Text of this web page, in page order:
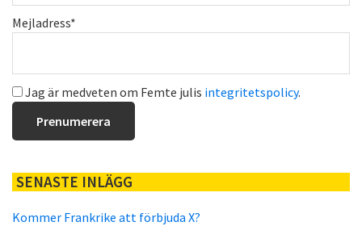
Mejladress*
Jag är medveten om Femte julis integritetspolicy.
SENASTE INLÄGG
Kommer Frankrike att förbjuda X?